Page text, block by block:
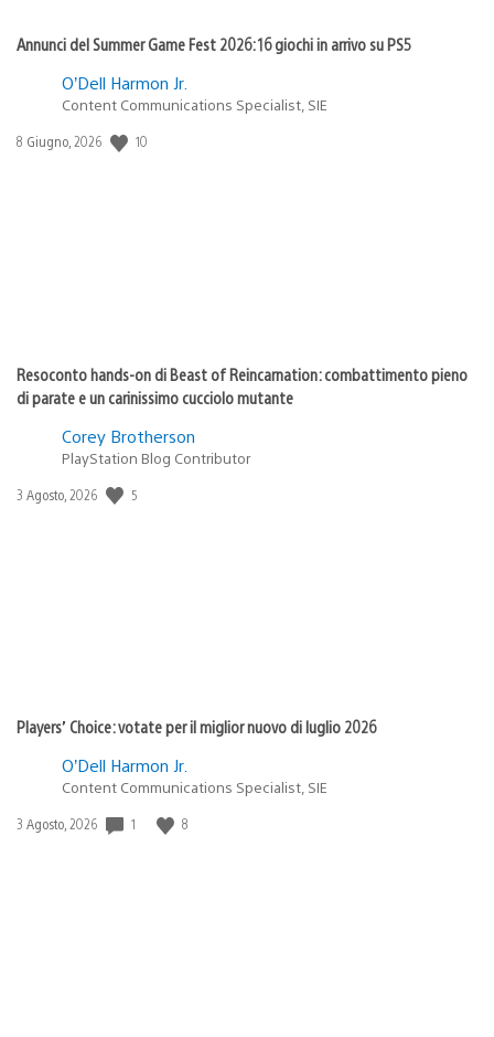
Annunci del Summer Game Fest 2026: 16 giochi in arrivo su PS5
O’Dell Harmon Jr.
Content Communications Specialist, SIE
Data
8 Giugno, 2026 10
Resoconto hands-on di Beast of Reincarnation: combattimento pieno
di parate e un carinissimo cucciolo mutante
Corey Brotherson
PlayStation Blog Contributor
Data
3 Agosto, 2026 5
Players’ Choice: votate per il miglior nuovo di luglio 2026
O’Dell Harmon Jr.
Content Communications Specialist, SIE
Data
3 Agosto, 2026 1 8